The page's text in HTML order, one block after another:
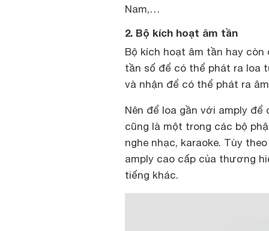
Nam,…
2. Bộ kích hoạt âm tần
Bộ kích hoạt âm tần hay
tần số để có thể phát ra loa
và nhận để có thể phát ra
Nên để loa gần với amply
cũng là một trong các bộ
nghe nhạc, karaoke. Tùy
amply cao cấp của thương
tiếng khác.